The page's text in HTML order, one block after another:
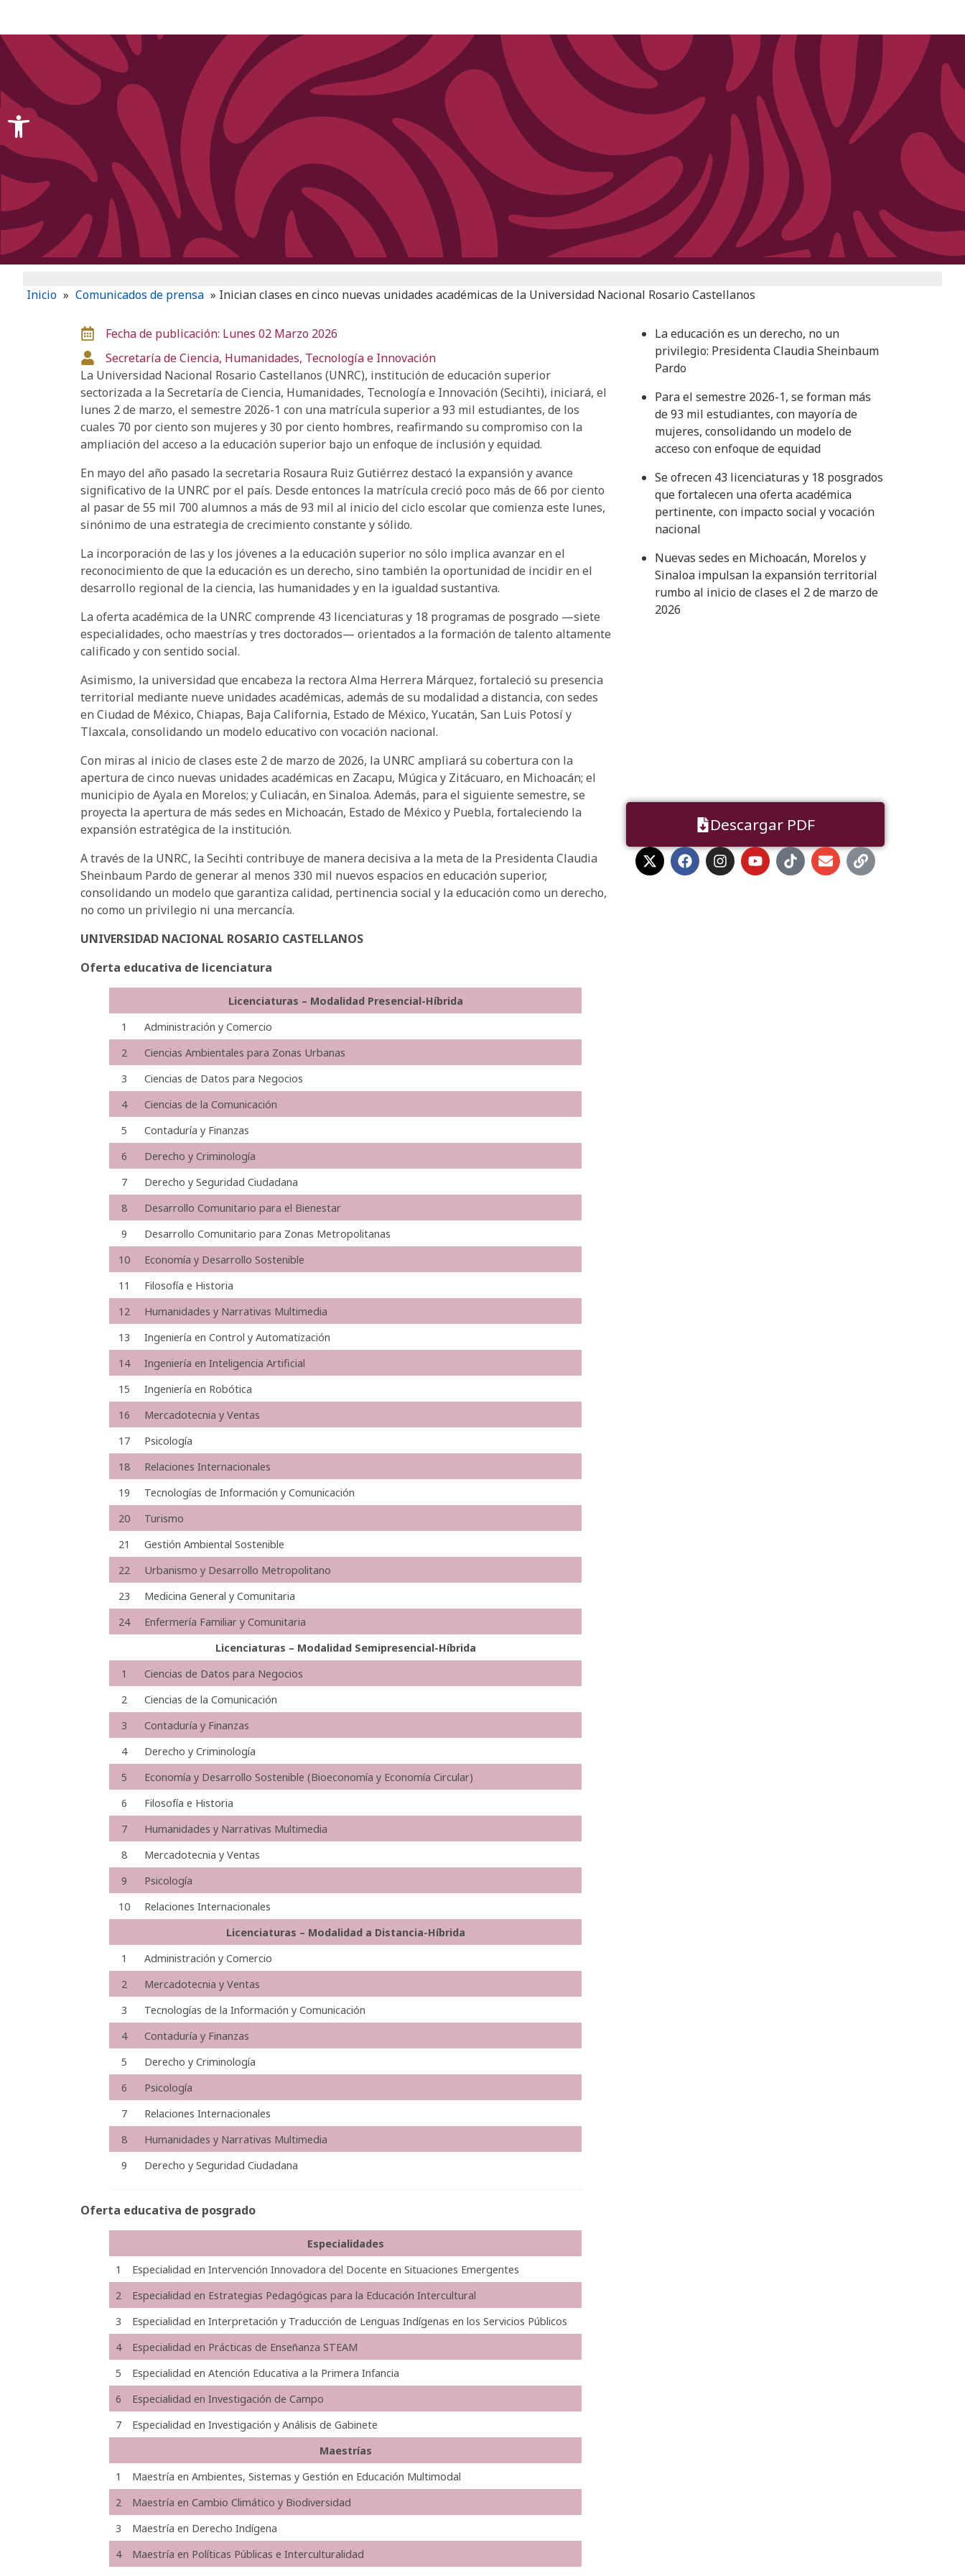
Inicio » Comunicados de prensa » Inician clases en cinco nuevas unidades académicas de la Universidad Nacional Rosario Castellanos
Fecha de publicación: Lunes 02 Marzo 2026
Secretaría de Ciencia, Humanidades, Tecnología e Innovación
La Universidad Nacional Rosario Castellanos (UNRC), institución de educación superior
sectorizada a la Secretaría de Ciencia, Humanidades, Tecnología e Innovación (Secihti), iniciará, el
lunes 2 de marzo, el semestre 2026-1 con una matrícula superior a 93 mil estudiantes, de los
cuales 70 por ciento son mujeres y 30 por ciento hombres, reafirmando su compromiso con la
ampliación del acceso a la educación superior bajo un enfoque de inclusión y equidad.
En mayo del año pasado la secretaria Rosaura Ruiz Gutiérrez destacó la expansión y avance
significativo de la UNRC por el país. Desde entonces la matrícula creció poco más de 66 por ciento
al pasar de 55 mil 700 alumnos a más de 93 mil al inicio del ciclo escolar que comienza este lunes,
sinónimo de una estrategia de crecimiento constante y sólido.
La incorporación de las y los jóvenes a la educación superior no sólo implica avanzar en el
reconocimiento de que la educación es un derecho, sino también la oportunidad de incidir en el
desarrollo regional de la ciencia, las humanidades y en la igualdad sustantiva.
La oferta académica de la UNRC comprende 43 licenciaturas y 18 programas de posgrado —siete
especialidades, ocho maestrías y tres doctorados— orientados a la formación de talento altamente
calificado y con sentido social.
Asimismo, la universidad que encabeza la rectora Alma Herrera Márquez, fortaleció su presencia
territorial mediante nueve unidades académicas, además de su modalidad a distancia, con sedes
en Ciudad de México, Chiapas, Baja California, Estado de México, Yucatán, San Luis Potosí y
Tlaxcala, consolidando un modelo educativo con vocación nacional.
Con miras al inicio de clases este 2 de marzo de 2026, la UNRC ampliará su cobertura con la
apertura de cinco nuevas unidades académicas en Zacapu, Múgica y Zitácuaro, en Michoacán; el
municipio de Ayala en Morelos; y Culiacán, en Sinaloa. Además, para el siguiente semestre, se
proyecta la apertura de más sedes en Michoacán, Estado de México y Puebla, fortaleciendo la
expansión estratégica de la institución.
A través de la UNRC, la Secihti contribuye de manera decisiva a la meta de la Presidenta Claudia
Sheinbaum Pardo de generar al menos 330 mil nuevos espacios en educación superior,
consolidando un modelo que garantiza calidad, pertinencia social y la educación como un derecho,
no como un privilegio ni una mercancía.
UNIVERSIDAD NACIONAL ROSARIO CASTELLANOS
Oferta educativa de licenciatura
Licenciaturas – Modalidad Presencial-Híbrida
1
Administración y Comercio
2
Ciencias Ambientales para Zonas Urbanas
3
Ciencias de Datos para Negocios
4
Ciencias de la Comunicación
5
Contaduría y Finanzas
6
Derecho y Criminología
7
Derecho y Seguridad Ciudadana
8
Desarrollo Comunitario para el Bienestar
9
Desarrollo Comunitario para Zonas Metropolitanas
10
Economía y Desarrollo Sostenible
11
Filosofía e Historia
12
Humanidades y Narrativas Multimedia
13
Ingeniería en Control y Automatización
14
Ingeniería en Inteligencia Artificial
15
Ingeniería en Robótica
16
Mercadotecnia y Ventas
17
Psicología
18
Relaciones Internacionales
19
Tecnologías de Información y Comunicación
20
Turismo
21
Gestión Ambiental Sostenible
22
Urbanismo y Desarrollo Metropolitano
23
Medicina General y Comunitaria
24
Enfermería Familiar y Comunitaria
Licenciaturas – Modalidad Semipresencial-Híbrida
1
Ciencias de Datos para Negocios
2
Ciencias de la Comunicación
3
Contaduría y Finanzas
4
Derecho y Criminología
5
Economía y Desarrollo Sostenible (Bioeconomía y Economía Circular)
6
Filosofía e Historia
7
Humanidades y Narrativas Multimedia
8
Mercadotecnia y Ventas
9
Psicología
10
Relaciones Internacionales
Licenciaturas – Modalidad a Distancia-Híbrida
1
Administración y Comercio
2
Mercadotecnia y Ventas
3
Tecnologías de la Información y Comunicación
4
Contaduría y Finanzas
5
Derecho y Criminología
6
Psicología
7
Relaciones Internacionales
8
Humanidades y Narrativas Multimedia
9
Derecho y Seguridad Ciudadana
Oferta educativa de posgrado
Especialidades
1
Especialidad en Intervención Innovadora del Docente en Situaciones Emergentes
2
Especialidad en Estrategias Pedagógicas para la Educación Intercultural
3
Especialidad en Interpretación y Traducción de Lenguas Indígenas en los Servicios Públicos
4
Especialidad en Prácticas de Enseñanza STEAM
5
Especialidad en Atención Educativa a la Primera Infancia
6
Especialidad en Investigación de Campo
7
Especialidad en Investigación y Análisis de Gabinete
Maestrías
1
Maestría en Ambientes, Sistemas y Gestión en Educación Multimodal
2
Maestría en Cambio Climático y Biodiversidad
3
Maestría en Derecho Indígena
4
Maestría en Políticas Públicas e Interculturalidad
La educación es un derecho, no un
privilegio: Presidenta Claudia Sheinbaum
Pardo
Para el semestre 2026-1, se forman más
de 93 mil estudiantes, con mayoría de
mujeres, consolidando un modelo de
acceso con enfoque de equidad
Se ofrecen 43 licenciaturas y 18 posgrados
que fortalecen una oferta académica
pertinente, con impacto social y vocación
nacional
Nuevas sedes en Michoacán, Morelos y
Sinaloa impulsan la expansión territorial
rumbo al inicio de clases el 2 de marzo de
2026
Descargar PDF
Open toolbar